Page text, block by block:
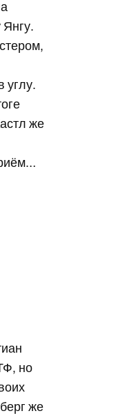
углу.
же
но
же